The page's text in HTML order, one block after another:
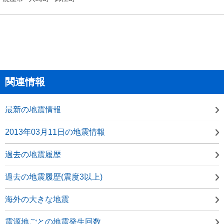
関連情報
最新の地震情報
2013年03月11日の地震情報
過去の地震履歴
過去の地震履歴(震度3以上)
海外の大きな地震
震源地ごとの地震発生回数